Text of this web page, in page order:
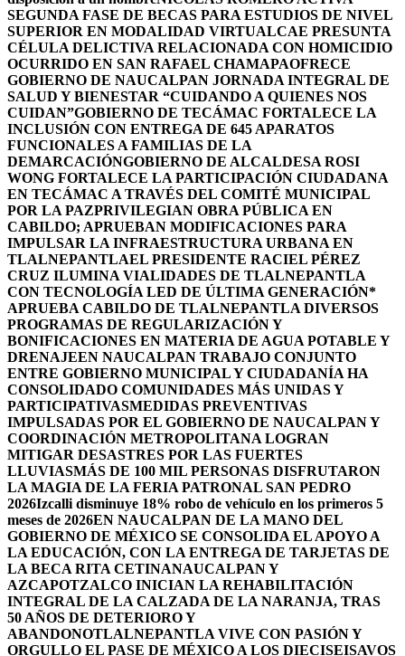
SEGUNDA FASE DE BECAS PARA ESTUDIOS DE NIVEL
SUPERIOR EN MODALIDAD VIRTUALCAE PRESUNTA
CÉLULA DELICTIVA RELACIONADA CON HOMICIDIO
OCURRIDO EN SAN RAFAEL CHAMAPAOFRECE
GOBIERNO DE NAUCALPAN JORNADA INTEGRAL DE
SALUD Y BIENESTAR “CUIDANDO A QUIENES NOS
CUIDAN”GOBIERNO DE TECÁMAC FORTALECE LA
INCLUSIÓN CON ENTREGA DE 645 APARATOS
FUNCIONALES A FAMILIAS DE LA
DEMARCACIÓNGOBIERNO DE ALCALDESA ROSI
WONG FORTALECE LA PARTICIPACIÓN CIUDADANA
EN TECÁMAC A TRAVÉS DEL COMITÉ MUNICIPAL
POR LA PAZPRIVILEGIAN OBRA PÚBLICA EN
CABILDO; APRUEBAN MODIFICACIONES PARA
IMPULSAR LA INFRAESTRUCTURA URBANA EN
TLALNEPANTLAEL PRESIDENTE RACIEL PÉREZ
CRUZ ILUMINA VIALIDADES DE TLALNEPANTLA
CON TECNOLOGÍA LED DE ÚLTIMA GENERACIÓN*
APRUEBA CABILDO DE TLALNEPANTLA DIVERSOS
PROGRAMAS DE REGULARIZACIÓN Y
BONIFICACIONES EN MATERIA DE AGUA POTABLE Y
DRENAJEEN NAUCALPAN TRABAJO CONJUNTO
ENTRE GOBIERNO MUNICIPAL Y CIUDADANÍA HA
CONSOLIDADO COMUNIDADES MÁS UNIDAS Y
PARTICIPATIVASMEDIDAS PREVENTIVAS
IMPULSADAS POR EL GOBIERNO DE NAUCALPAN Y
COORDINACIÓN METROPOLITANA LOGRAN
MITIGAR DESASTRES POR LAS FUERTES
LLUVIASMÁS DE 100 MIL PERSONAS DISFRUTARON
LA MAGIA DE LA FERIA PATRONAL SAN PEDRO
2026Izcalli disminuye 18% robo de vehículo en los primeros 5
meses de 2026EN NAUCALPAN DE LA MANO DEL
GOBIERNO DE MÉXICO SE CONSOLIDA EL APOYO A
LA EDUCACIÓN, CON LA ENTREGA DE TARJETAS DE
LA BECA RITA CETINANAUCALPAN Y
AZCAPOTZALCO INICIAN LA REHABILITACIÓN
INTEGRAL DE LA CALZADA DE LA NARANJA, TRAS
50 AÑOS DE DETERIORO Y
ABANDONOTLALNEPANTLA VIVE CON PASIÓN Y
ORGULLO EL PASE DE MÉXICO A LOS DIECISEISAVOS